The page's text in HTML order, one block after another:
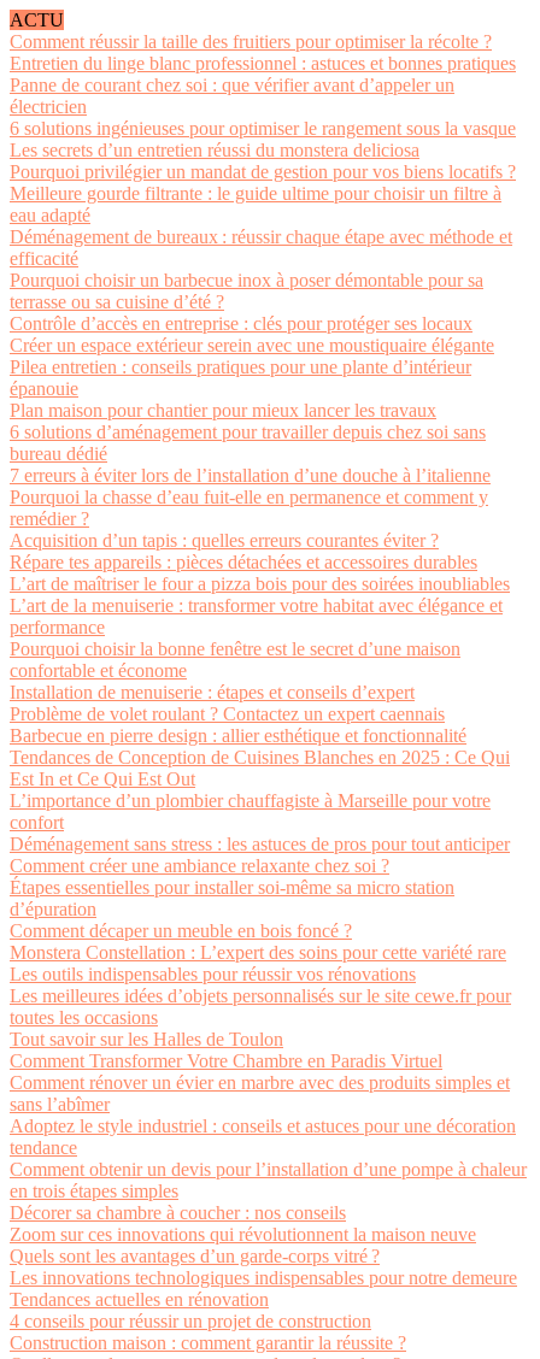
ACTU
Comment réussir la taille des fruitiers pour optimiser la récolte ?
Entretien du linge blanc professionnel : astuces et bonnes pratiques
Panne de courant chez soi : que vérifier avant d’appeler un
électricien
6 solutions ingénieuses pour optimiser le rangement sous la vasque
Les secrets d’un entretien réussi du monstera deliciosa
Pourquoi privilégier un mandat de gestion pour vos biens locatifs ?
Meilleure gourde filtrante : le guide ultime pour choisir un filtre à
eau adapté
Déménagement de bureaux : réussir chaque étape avec méthode et
efficacité
Pourquoi choisir un barbecue inox à poser démontable pour sa
terrasse ou sa cuisine d’été ?
Contrôle d’accès en entreprise : clés pour protéger ses locaux
Créer un espace extérieur serein avec une moustiquaire élégante
Pilea entretien : conseils pratiques pour une plante d’intérieur
épanouie
Plan maison pour chantier pour mieux lancer les travaux
6 solutions d’aménagement pour travailler depuis chez soi sans
bureau dédié
7 erreurs à éviter lors de l’installation d’une douche à l’italienne
Pourquoi la chasse d’eau fuit-elle en permanence et comment y
remédier ?
Acquisition d’un tapis : quelles erreurs courantes éviter ?
Répare tes appareils : pièces détachées et accessoires durables
L’art de maîtriser le four a pizza bois pour des soirées inoubliables
L’art de la menuiserie : transformer votre habitat avec élégance et
performance
Pourquoi choisir la bonne fenêtre est le secret d’une maison
confortable et économe
Installation de menuiserie : étapes et conseils d’expert
Problème de volet roulant ? Contactez un expert caennais
Barbecue en pierre design : allier esthétique et fonctionnalité
Tendances de Conception de Cuisines Blanches en 2025 : Ce Qui
Est In et Ce Qui Est Out
L’importance d’un plombier chauffagiste à Marseille pour votre
confort
Déménagement sans stress : les astuces de pros pour tout anticiper
Comment créer une ambiance relaxante chez soi ?
Étapes essentielles pour installer soi-même sa micro station
d’épuration
Comment décaper un meuble en bois foncé ?
Monstera Constellation : L’expert des soins pour cette variété rare
Les outils indispensables pour réussir vos rénovations
Les meilleures idées d’objets personnalisés sur le site cewe.fr pour
toutes les occasions
Tout savoir sur les Halles de Toulon
Comment Transformer Votre Chambre en Paradis Virtuel
Comment rénover un évier en marbre avec des produits simples et
sans l’abîmer
Adoptez le style industriel : conseils et astuces pour une décoration
tendance
Comment obtenir un devis pour l’installation d’une pompe à chaleur
en trois étapes simples
Décorer sa chambre à coucher : nos conseils
Zoom sur ces innovations qui révolutionnent la maison neuve
Quels sont les avantages d’un garde-corps vitré ?
Les innovations technologiques indispensables pour notre demeure
Tendances actuelles en rénovation
4 conseils pour réussir un projet de construction
Construction maison : comment garantir la réussite ?